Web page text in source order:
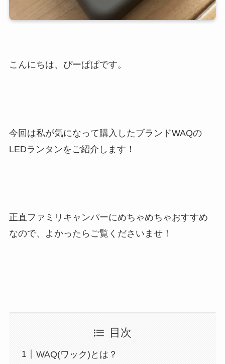
こんにちは、ぴーぱぱです。
今回は私が気になって購入したブランドWAQの
LEDランタンをご紹介します！
正直ファミリキャンパーにめちゃめちゃおすすめ
なので、よかったらご覧くださいませ！
目次
WAQ(ワック)とは？